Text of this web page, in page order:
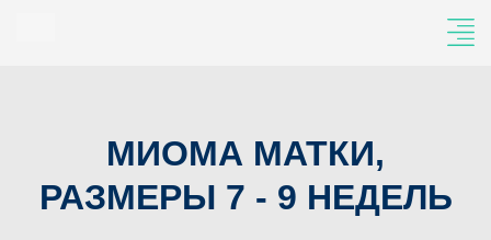
МИОМА МАТКИ,
РАЗМЕРЫ 7 - 9 НЕДЕЛЬ